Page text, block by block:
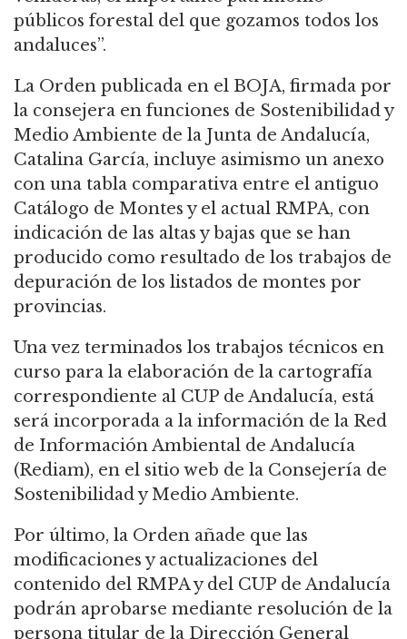
públicos forestal del que gozamos todos los
andaluces”.
La Orden publicada en el BOJA, firmada por
la consejera en funciones de Sostenibilidad y
Medio Ambiente de la Junta de Andalucía,
Catalina García, incluye asimismo un anexo
con una tabla comparativa entre el antiguo
Catálogo de Montes y el actual RMPA, con
indicación de las altas y bajas que se han
producido como resultado de los trabajos de
depuración de los listados de montes por
provincias.
Una vez terminados los trabajos técnicos en
curso para la elaboración de la cartografía
correspondiente al CUP de Andalucía, está
será incorporada a la información de la Red
de Información Ambiental de Andalucía
(Rediam), en el sitio web de la Consejería de
Sostenibilidad y Medio Ambiente.
Por último, la Orden añade que las
modificaciones y actualizaciones del
contenido del RMPA y del CUP de Andalucía
podrán aprobarse mediante resolución de la
persona titular de la Dirección General